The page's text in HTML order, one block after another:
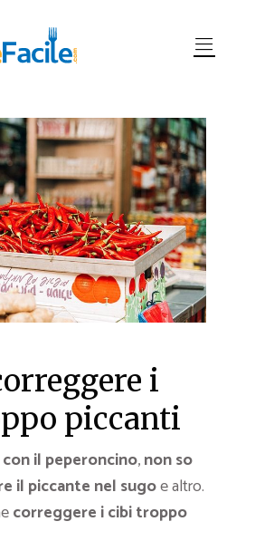
i
piccanti
il peperoncino,non so
il piccante nel sugoe altro.
correggere i cibi troppo